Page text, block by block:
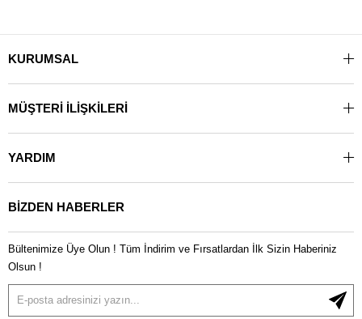
KURUMSAL
MÜŞTERİ İLİŞKİLERİ
YARDIM
BİZDEN HABERLER
Bültenimize Üye Olun ! Tüm İndirim ve Fırsatlardan İlk Sizin Haberiniz
Olsun !